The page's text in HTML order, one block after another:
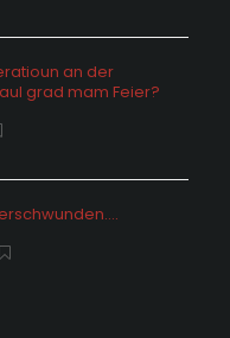
an der
grad mam Feier?